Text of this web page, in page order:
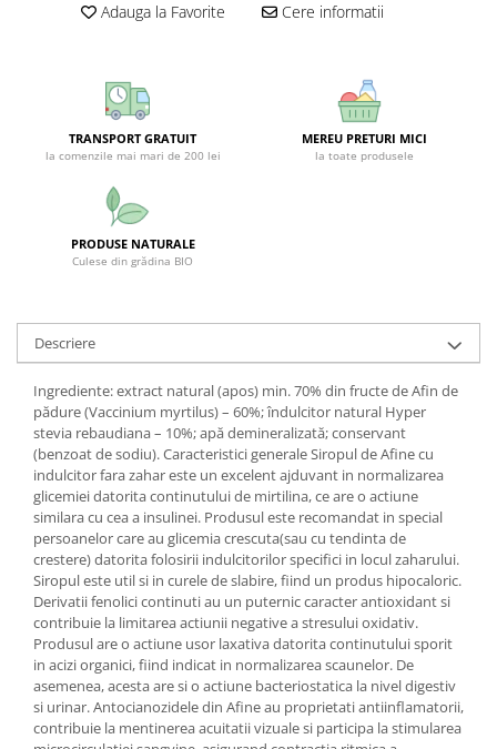
ANTIPARAZITARE
SUPLIMENTE IMUNITATE
COSMETICE FAȚĂ
FOOD SEMINȚE- OLEAGINOASE
ULEIURI
GEMODERIVATE
SUPOZITOARE
TINCTURI
SUPERALIMENTE
Adauga la Favorite Cere informatii
TRANSPORT GRATUIT
la comenzile mai mari de 200 lei
MEREU PRETURI MICI
la toate produsele
PRODUSE NATURALE
Culese din grădina BIO
Descriere
Ingrediente: extract natural (apos) min. 70% din fructe de Afin de
pădure (Vaccinium myrtilus) – 60%; îndulcitor natural Hyper
stevia rebaudiana – 10%; apă demineralizată; conservant
(benzoat de sodiu). Caracteristici generale Siropul de Afine cu
indulcitor fara zahar este un excelent ajduvant in normalizarea
glicemiei datorita continutului de mirtilina, ce are o actiune
similara cu cea a insulinei. Produsul este recomandat in special
persoanelor care au glicemia crescuta(sau cu tendinta de
crestere) datorita folosirii indulcitorilor specifici in locul zaharului.
Siropul este util si in curele de slabire, fiind un produs hipocaloric.
Derivatii fenolici continuti au un puternic caracter antioxidant si
contribuie la limitarea actiunii negative a stresului oxidativ.
Produsul are o actiune usor laxativa datorita continutului sporit
in acizi organici, fiind indicat in normalizarea scaunelor. De
asemenea, acesta are si o actiune bacteriostatica la nivel digestiv
si urinar. Antocianozidele din Afine au proprietati antiinflamatorii,
contribuie la mentinerea acuitatii vizuale si participa la stimularea